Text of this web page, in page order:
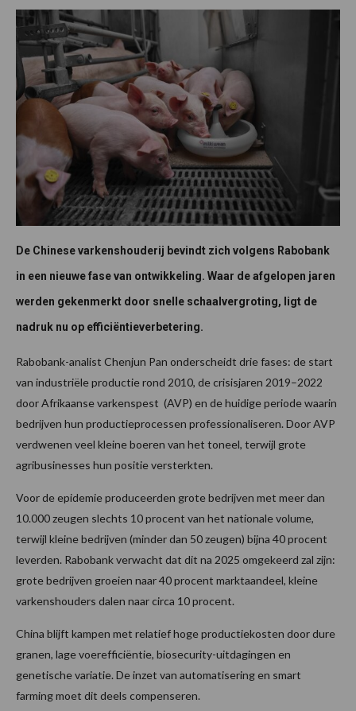
De Chinese varkenshouderij bevindt zich volgens Rabobank
in een nieuwe fase van ontwikkeling. Waar de afgelopen jaren
werden gekenmerkt door snelle schaalvergroting, ligt de
nadruk nu op efficiëntieverbetering.
Rabobank-analist Chenjun Pan onderscheidt drie fases: de start
van industriële productie rond 2010, de crisisjaren 2019–2022
door Afrikaanse varkenspest (AVP) en de huidige periode waarin
bedrijven hun productieprocessen professionaliseren. Door AVP
verdwenen veel kleine boeren van het toneel, terwijl grote
agribusinesses hun positie versterkten.
Voor de epidemie produceerden grote bedrijven met meer dan
10.000 zeugen slechts 10 procent van het nationale volume,
terwijl kleine bedrijven (minder dan 50 zeugen) bijna 40 procent
leverden. Rabobank verwacht dat dit na 2025 omgekeerd zal zijn:
grote bedrijven groeien naar 40 procent marktaandeel, kleine
varkenshouders dalen naar circa 10 procent.
China blijft kampen met relatief hoge productiekosten door dure
granen, lage voerefficiëntie, biosecurity-uitdagingen en
genetische variatie. De inzet van automatisering en smart
farming moet dit deels compenseren.